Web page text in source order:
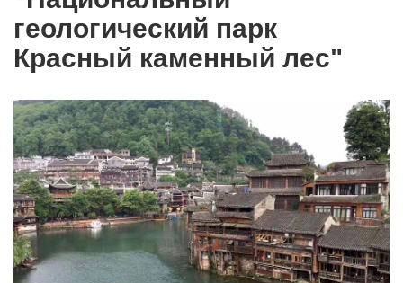
геологический парк
Красный каменный лес"